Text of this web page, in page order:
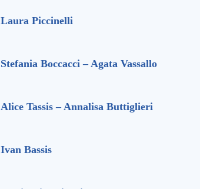
Laura Piccinelli
Stefania Boccacci – Agata Vassallo
Alice Tassis – Annalisa Buttiglieri
Ivan Bassis